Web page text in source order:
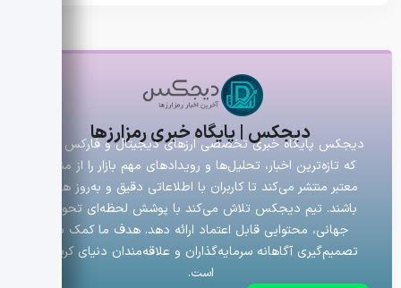
دیجکس | پایگاه خبری رمزارزها
دیجکس پایگاه خبری تخصصی ارزهای دیجیتال و فارکس است
که تازه‌ترین اخبار، تحلیل‌ها و رویدادهای مهم بازار را از منابع
معتبر منتشر می‌کند تا کاربران با اطلاعاتی دقیق و به‌روز همراه
باشند. تیم دیجکس تلاش می‌کند با پوشش لحظه‌ای تحولات
جهانی، محتوایی قابل اعتماد ارائه دهد. هدف ما کمک به
تصمیم‌گیری آگاهانه سرمایه‌گذاران و علاقه‌مندان دنیای کریپتو
است.